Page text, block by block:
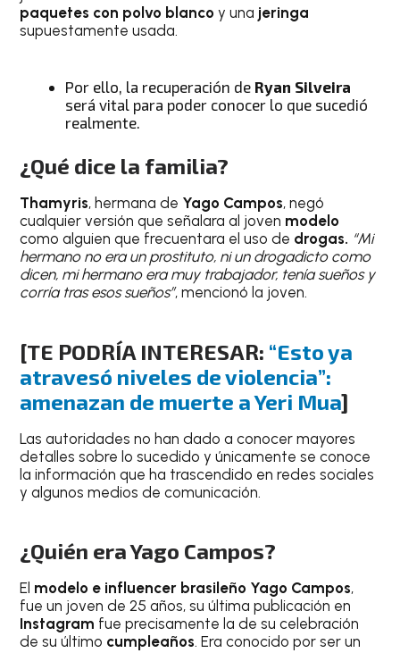
paquetes con polvo blanco y una jeringa
supuestamente usada.
Por ello, la recuperación deRyan Silveira
será vital para poder conocer lo que sucedió
realmente.
¿Qué dice la familia?
Thamyris, hermana de Yago Campos, negó
cualquier versión que señalara al joven modelo
como alguien que frecuentara el uso de drogas. “Mi
hermano no era un prostituto, ni un drogadicto como
dicen, mi hermano era muy trabajador, tenía sueños y
corría tras esos sueños”, mencionó la joven.
[TE PODRÍA INTERESAR: “Esto ya
atravesó niveles de violencia”:
amenazan de muerte a Yeri Mua]
Las autoridades no han dado a conocer mayores
detalles sobre lo sucedido y únicamente se conoce
la información que ha trascendido en redes sociales
y algunos medios de comunicación.
¿Quién era Yago Campos?
El modelo e influencer brasileño Yago Campos,
fue un joven de 25 años, su última publicación en
Instagram fue precisamente la de su celebración
de su último cumpleaños. Era conocido por ser un